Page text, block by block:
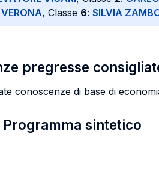
, Classe 6: SILVIA
pregresse
conoscenze di base di
Programma sintetico